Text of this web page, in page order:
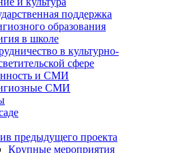
поддержка
образования
в школе
в культурно-
сфере
и СМИ
СМИ
предыдущего проекта
Крупные мероприятия